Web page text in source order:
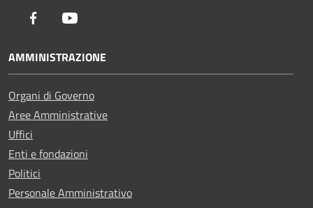
Facebook
AMMINISTRAZIONE
Organi di Governo
Aree Amministrative
Uffici
Enti e fondazioni
Politici
Personale Amministrativo